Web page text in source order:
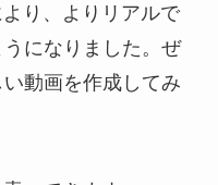
り、よりリアルで
になりました。ぜ
動画を作成してみ